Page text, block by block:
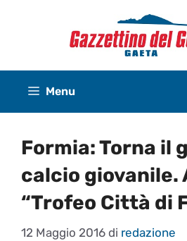
Menu
Formia: Torna il
calcio giovanile.
“Trofeo Città di
12 Maggio 2016 di redazione